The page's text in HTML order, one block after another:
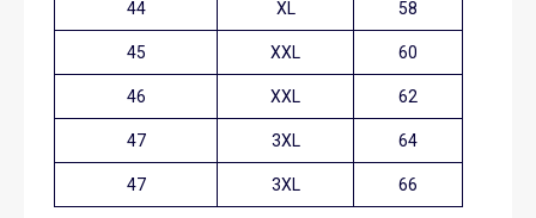
44 XL 58
45 XXL 60
46 XXL 62
47 3XL 64
47 3XL 66